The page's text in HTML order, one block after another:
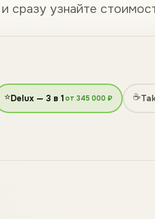
сразу узнайте
⭐Delux — 3 в 1от 345 000 ₽ ☕